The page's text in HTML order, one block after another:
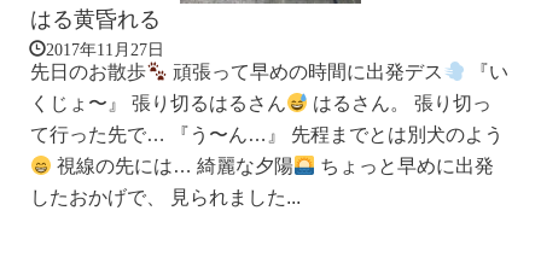
はる黄昏れる
2017年11月27日
先日のお散歩 頑張って早めの時間に出発デス
『い
くじょ〜』 張り切るはるさん
はるさん。 張り切っ
て行った先で… 『う〜ん…』 先程までとは別犬のよう
視線の先には… 綺麗な夕陽
ちょっと早めに出発
したおかげで、 見られました...